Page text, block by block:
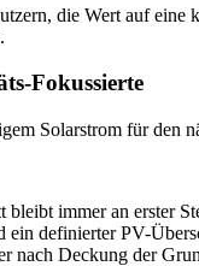
die Wert auf eine
Fokussierte
Solarstrom für den
bleibt immer an erster
definierter PV-
nach Deckung der